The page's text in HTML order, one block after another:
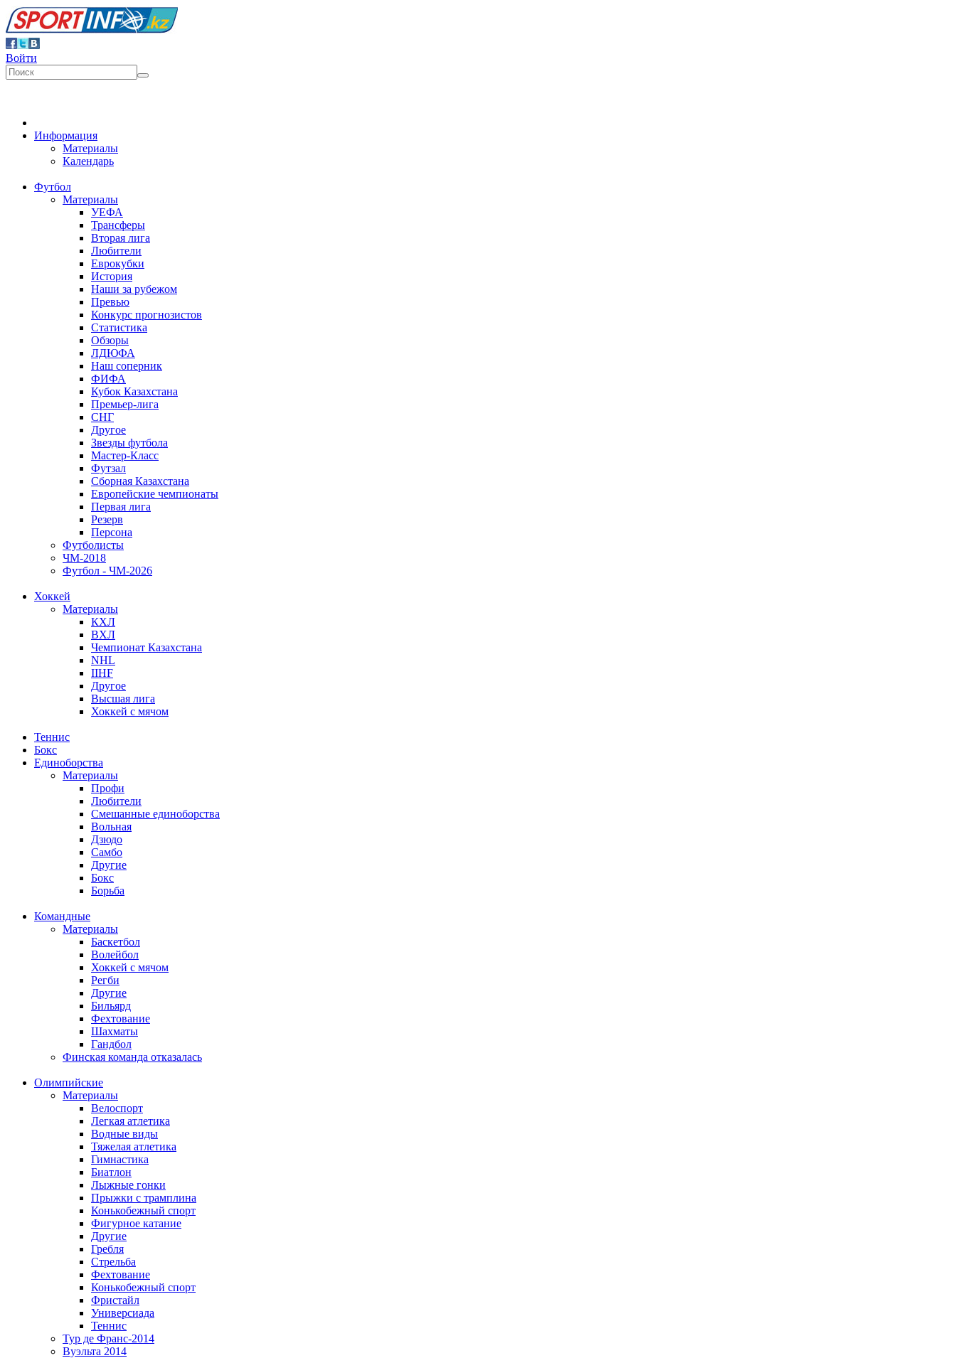
Войти
Информация
Материалы
Календарь
Футбол
Материалы
УЕФА
Трансферы
Вторая лига
Любители
Еврокубки
История
Наши за рубежом
Превью
Конкурс прогнозистов
Статистика
Обзоры
ЛДЮФА
Наш соперник
ФИФА
Кубок Казахстана
Премьер-лига
СНГ
Другое
Звезды футбола
Мастер-Класс
Футзал
Сборная Казахстана
Европейские чемпионаты
Первая лига
Резерв
Персона
Футболисты
ЧМ-2018
Футбол - ЧМ-2026
Хоккей
Материалы
КХЛ
ВХЛ
Чемпионат Казахстана
NHL
IIHF
Другое
Высшая лига
Хоккей с мячом
Теннис
Бокс
Единоборства
Материалы
Профи
Любители
Смешанные единоборства
Вольная
Дзюдо
Самбо
Другие
Бокс
Борьба
Командные
Материалы
Баскетбол
Волейбол
Хоккей с мячом
Регби
Другие
Бильярд
Фехтование
Шахматы
Гандбол
Финская команда отказалась
Олимпийские
Материалы
Велоспорт
Легкая атлетика
Водные виды
Тяжелая атлетика
Гимнастика
Биатлон
Лыжные гонки
Прыжки с трамплина
Конькобежный спорт
Фигурное катание
Другие
Гребля
Стрельба
Фехтование
Конькобежный спорт
Фристайл
Универсиада
Теннис
Тур де Франс-2014
Вуэльта 2014